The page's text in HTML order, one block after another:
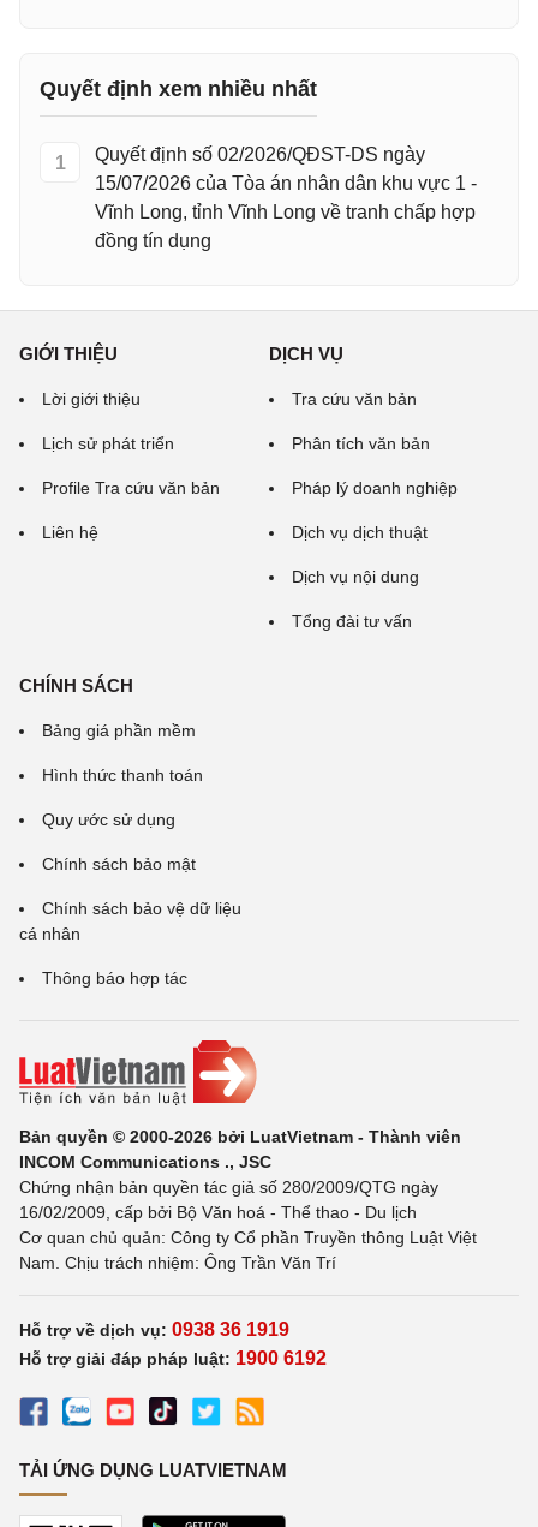
Quyết định xem nhiều nhất
1
Quyết định số 02/2026/QĐST-DS ngày
15/07/2026 của Tòa án nhân dân khu vực 1 -
Vĩnh Long, tỉnh Vĩnh Long về tranh chấp hợp
đồng tín dụng
GIỚI THIỆU
Lời giới thiệu
Lịch sử phát triển
Profile Tra cứu văn bản
Liên hệ
DỊCH VỤ
Tra cứu văn bản
Phân tích văn bản
Pháp lý doanh nghiệp
Dịch vụ dịch thuật
Dịch vụ nội dung
Tổng đài tư vấn
CHÍNH SÁCH
Bảng giá phần mềm
Hình thức thanh toán
Quy ước sử dụng
Chính sách bảo mật
Chính sách bảo vệ dữ liệu
cá nhân
Thông báo hợp tác
Bản quyền © 2000-2026 bởi LuatVietnam - Thành viên
INCOM Communications ., JSC
Chứng nhận bản quyền tác giả số 280/2009/QTG ngày
16/02/2009, cấp bởi Bộ Văn hoá - Thể thao - Du lịch
Cơ quan chủ quản: Công ty Cổ phần Truyền thông Luật Việt
Nam. Chịu trách nhiệm: Ông Trần Văn Trí
Hỗ trợ về dịch vụ: 0938 36 1919
Hỗ trợ giải đáp pháp luật: 1900 6192
TẢI ỨNG DỤNG LUATVIETNAM